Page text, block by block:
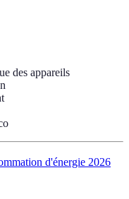
des appareils
d'énergie 2026